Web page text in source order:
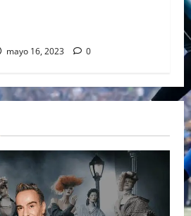
mayo 16, 2023 0